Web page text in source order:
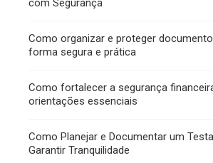
com Segurança
Como organizar e proteger
forma segura e prática
Como fortalecer a segurança
orientações essenciais
Como Planejar e Documentar um
Garantir Tranquilidade